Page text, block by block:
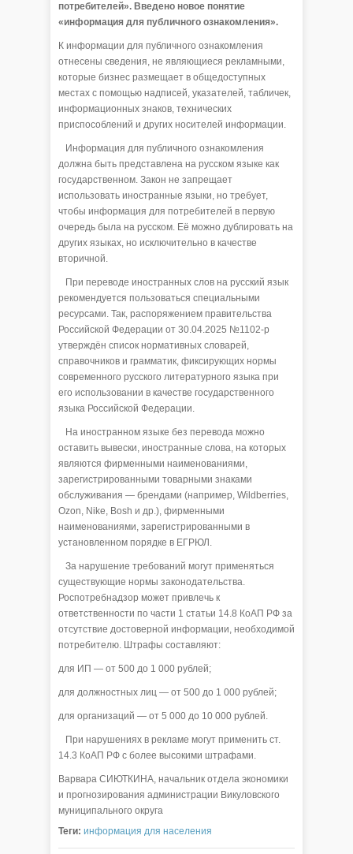
потребителей». Введено новое понятие
«информация для публичного ознакомления».
К информации для публичного ознакомления
отнесены сведения, не являющиеся рекламными,
которые бизнес размещает в общедоступных
местах с помощью надписей, указателей, табличек,
информационных знаков, технических
приспособлений и других носителей информации.
Информация для публичного ознакомления
должна быть представлена на русском языке как
государственном. Закон не запрещает
использовать иностранные языки, но требует,
чтобы информация для потребителей в первую
очередь была на русском. Её можно дублировать на
других языках, но исключительно в качестве
вторичной.
При переводе иностранных слов на русский язык
рекомендуется пользоваться специальными
ресурсами. Так, распоряжением правительства
Российской Федерации от 30.04.2025 №1102-р
утверждён список нормативных словарей,
справочников и грамматик, фиксирующих нормы
современного русского литературного языка при
его использовании в качестве государственного
языка Российской Федерации.
На иностранном языке без перевода можно
оставить вывески, иностранные слова, на которых
являются фирменными наименованиями,
зарегистрированными товарными знаками
обслуживания — брендами (например, Wildberries,
Ozon, Nike, Bosh и др.), фирменными
наименованиями, зарегистрированными в
установленном порядке в ЕГРЮЛ.
За нарушение требований могут применяться
существующие нормы законодательства.
Роспотребнадзор может привлечь к
ответственности по части 1 статьи 14.8 КоАП РФ за
отсутствие достоверной информации, необходимой
потребителю. Штрафы составляют:
для ИП — от 500 до 1 000 рублей;
для должностных лиц — от 500 до 1 000 рублей;
для организаций — от 5 000 до 10 000 рублей.
При нарушениях в рекламе могут применить ст.
14.3 КоАП РФ с более высокими штрафами.
Варвара СИЮТКИНА, начальник отдела экономики
и прогнозирования администрации Викуловского
муниципального округа
Теги: информация для населения